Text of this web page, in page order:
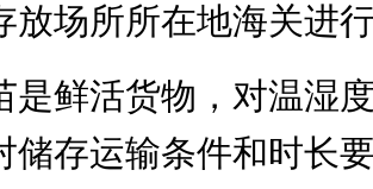
放场所所在地海关进
鲜活货物，对温湿度
储存运输条件和时长